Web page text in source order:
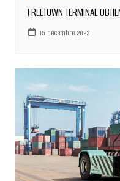
FREETOWN TERMINAL
15 décembre 2022